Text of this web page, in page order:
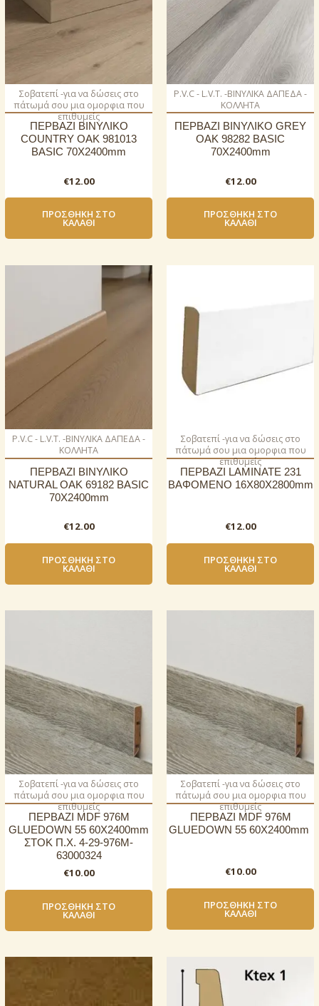
Σοβατεπί -για να δώσεις στο
πάτωμά σου μια ομορφια που
επιθυμείς
ΠΕΡΒΑΖΙ BIΝΥΛΙΚΟ
COUNTRY OAK 981013
BASIC 70Χ2400mm
€12.00
ΠΡΟΣΘΉΚΗ ΣΤΟ
ΚΑΛΆΘΙ
P.V.C - L.V.T. -ΒΙΝΥΛΙΚΑ ΔΑΠΕΔΑ -
ΚΟΛΛΗΤΑ
ΠΕΡΒΑΖΙ BIΝΥΛΙΚΟ GREY
OAK 98282 BASIC
70Χ2400mm
€12.00
ΠΡΟΣΘΉΚΗ ΣΤΟ
ΚΑΛΆΘΙ
P.V.C - L.V.T. -ΒΙΝΥΛΙΚΑ ΔΑΠΕΔΑ -
ΚΟΛΛΗΤΑ
ΠΕΡΒΑΖΙ BIΝΥΛΙΚΟ
NATURAL OAK 69182 BASIC
70Χ2400mm
€12.00
ΠΡΟΣΘΉΚΗ ΣΤΟ
ΚΑΛΆΘΙ
Σοβατεπί -για να δώσεις στο
πάτωμά σου μια ομορφια που
επιθυμείς
ΠΕΡΒΑΖΙ LAMINATE 231
ΒΑΦΟΜΕΝΟ 16Χ80X2800mm
€12.00
ΠΡΟΣΘΉΚΗ ΣΤΟ
ΚΑΛΆΘΙ
Σοβατεπί -για να δώσεις στο
πάτωμά σου μια ομορφια που
επιθυμείς
ΠΕΡΒΑΖΙ MDF 976M
GLUEDOWN 55 60Χ2400mm
ΣΤΟΚ Π.Χ. 4-29-976M-
63000324
€10.00
ΠΡΟΣΘΉΚΗ ΣΤΟ
ΚΑΛΆΘΙ
Σοβατεπί -για να δώσεις στο
πάτωμά σου μια ομορφια που
επιθυμείς
ΠΕΡΒΑΖΙ MDF 976M
GLUEDOWN 55 60Χ2400mm
€10.00
ΠΡΟΣΘΉΚΗ ΣΤΟ
ΚΑΛΆΘΙ